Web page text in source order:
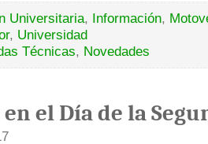
Universitaria, Información,
, Universidad
Técnicas, Novedades
el Día de la